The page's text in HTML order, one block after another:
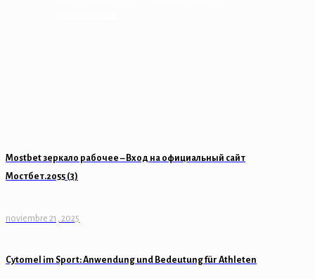
Mostbet зеркало рабочее – Вход на официальный сайт
Мостбет.2055 (3)
noviembre 21, 2025
Cytomel im Sport: Anwendung und Bedeutung für Athleten